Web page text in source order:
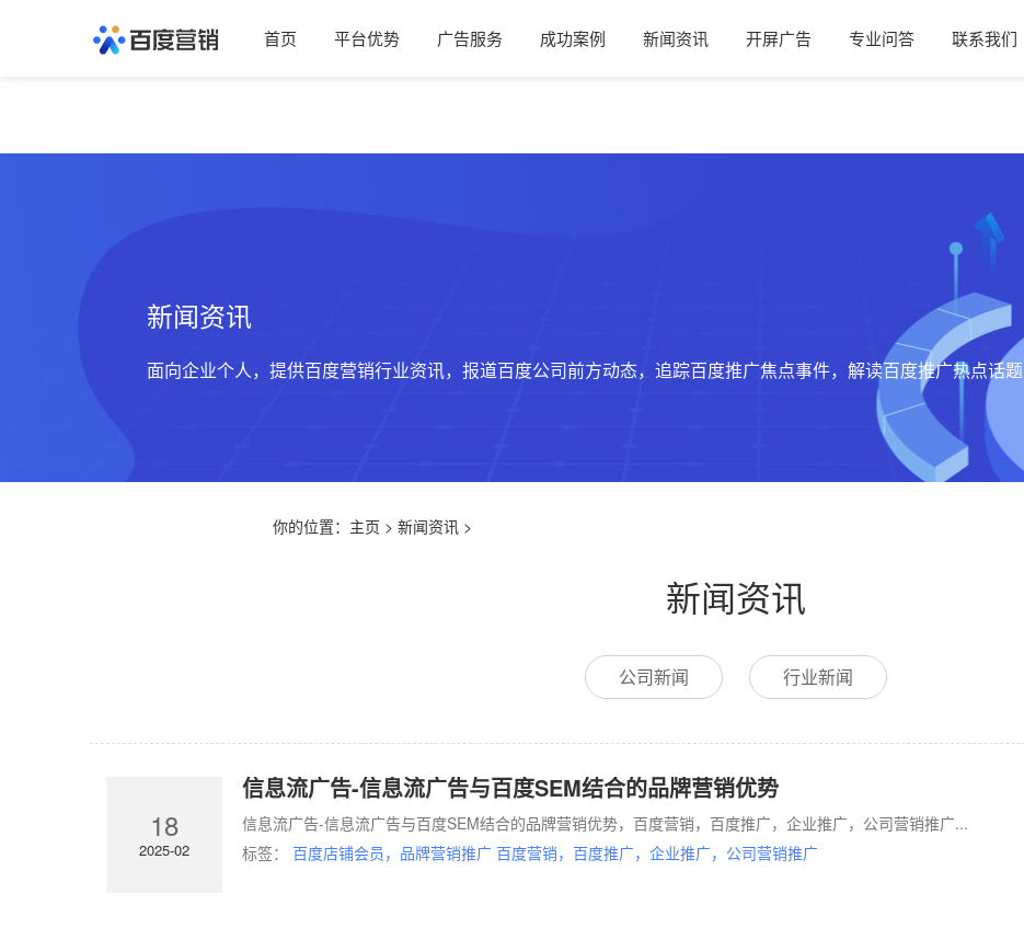
首页 平台优势 广告服务 成功案例 新闻资讯 开屏广告 专业问答 联系我们
新闻资讯
面向企业个人，提供百度营销行业资讯，报道百度公司前方动态，追踪百度推广焦点事件，解读百度推广热点话题
你的位置： 主页 > 新闻资讯>
新闻资讯
公司新闻 行业新闻
18
2025-02
信息流广告-信息流广告与百度SEM结合的品牌营销优势
信息流广告-信息流广告与百度SEM结合的品牌营销优势，百度营销，百度推广，企业推广，公司营销推广...
标签： 百度店铺会员，品牌营销推广 百度营销，百度推广，企业推广，公司营销推广